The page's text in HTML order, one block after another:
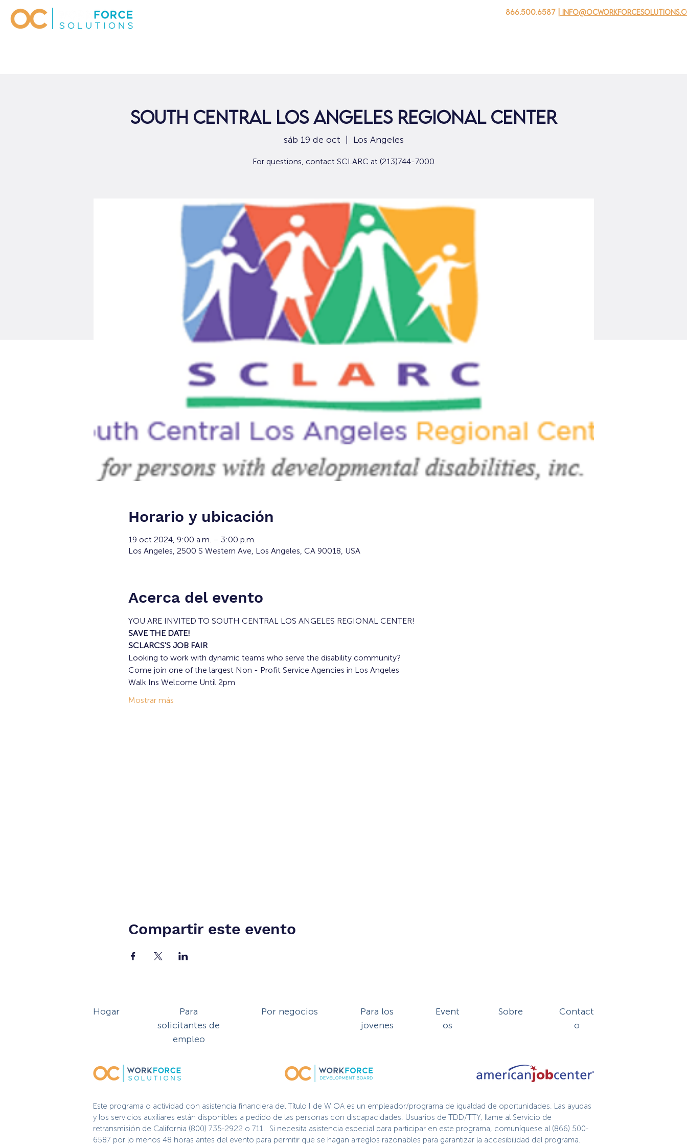
866.500.6587 |
South Central Los Angeles Regional Center
sáb 19 de oct
  |
Los Angeles
For questions, contact SCLARC at (213)744-7000
Horario y ubicación
19 oct 2024, 9:00 a.m. – 3:00 p.m.
Los Angeles, 2500 S Western Ave, Los Angeles, CA 90018, USA
Acerca del evento
YOU ARE INVITED TO SOUTH CENTRAL LOS ANGELES REGIONAL CENTER!
SAVE THE DATE!
SCLARCS'S JOB FAIR
Looking to work with dynamic teams who serve the disability community?
Come join one of the largest Non - Profit Service Agencies in Los Angeles
Walk Ins Welcome Until 2pm
Mostrar más
Compartir este evento
Hogar
Para
solicitantes de
empleo
Por negocios
Para los
jovenes
Event
os
Sobre
Contact
o
Este programa o actividad con asistencia financiera del Título I de WIOA es un empleador/programa de igualdad de oportunidades. Las ayudas
y los servicios auxiliares están disponibles a pedido de las personas con discapacidades. Usuarios de TDD/TTY, llame al Servicio de
retransmisión de California (800) 735-2922 o 711. Si necesita asistencia especial para participar en este programa, comuníquese al (866) 500-
6587 por lo menos 48 horas antes del evento para permitir que se hagan arreglos razonables para garantizar la accesibilidad del programa.